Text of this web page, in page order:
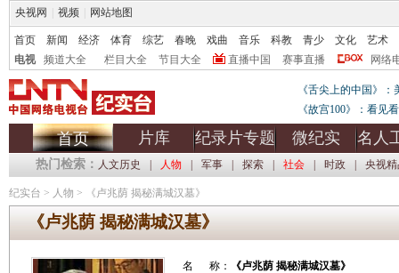
央视网 视频 网站地图
首页 新闻 经济 体育 综艺 春晚 戏曲 音乐 科教 青少 文化
艺术
电视
频道大全 栏目大全 节目大全 直播中国 赛事直播 网络
《舌尖上的中国》
《故宫100》：看见
首页 片库 纪录片专题 微纪实 名人
热门检索： 人文历史 人物 军事 探索 社会 时政 央视
纪实台 > 人物 > 《卢兆荫 揭秘满城汉墓》
《卢兆荫 揭秘满城汉墓》
名 称：
《卢兆荫 揭秘满城汉墓》